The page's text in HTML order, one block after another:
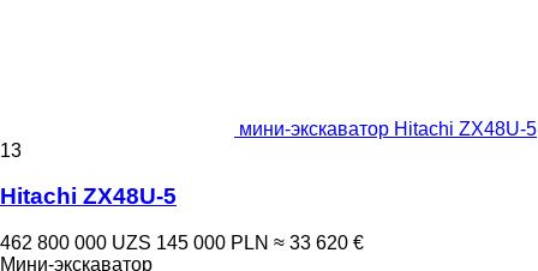
мини-экскаватор Hitachi ZX48U-5
13
Hitachi ZX48U-5
462 800 000 UZS 145 000 PLN ≈ 33 620 €
Мини-экскаватор